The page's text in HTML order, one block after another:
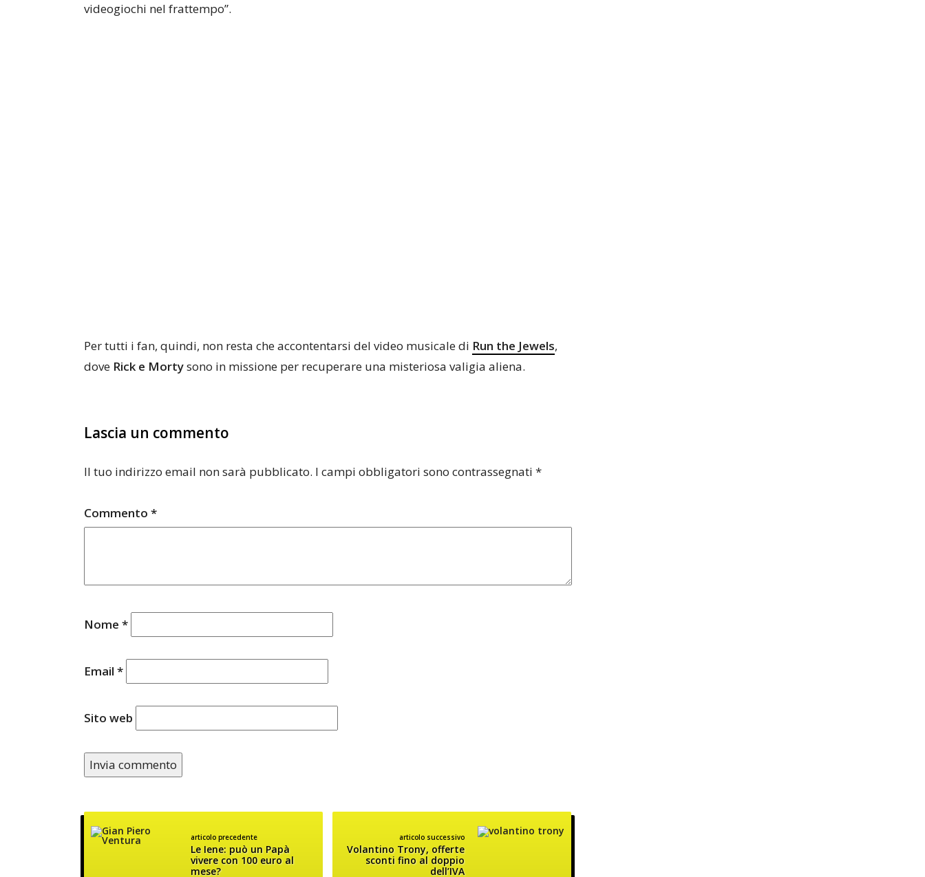
videogiochi nel frattempo”.
Per tutti i fan, quindi, non resta che accontentarsi del video musicale di Run the Jewels,
dove Rick e Mortysono in missione per recuperare una misteriosa valigia aliena.
Lascia un commento
Il tuo indirizzo email non sarà pubblicato. I campi obbligatori sono contrassegnati *
Commento *
Nome *
Email *
Sito web
articolo precedente
Le Iene: può un Papà
vivere con 100 euro al
mese?
articolo successivo
Volantino Trony, offerte
sconti fino al doppio
dell’IVA